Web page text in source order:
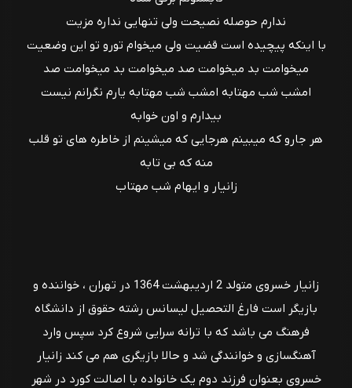
ندارم حوصله نصیحت ولی تنهایی نداره مزیت
با اینکه پیچیده است قضیت ولی میخوام تورو تو این وضعیت
میخوامت بد میخوامت صد میخوامت بد میخوامت صد
امشب شب مهتابه امشب شب مهتابه یارم نگرانم نیست
بیدارم و اون خوابه
هر جارو که میبینم هرجایی که میشینم از خاطره های تو قلب
منه که بی تابه
زانیار و ایهام شب مهتاب
زانیار خسروی متولد 2 اردیبهشت 1364 در تهران ، خواننده و
بازیگر است فارغ التحصیل لیسانس رشته حقوق از دانشگاه
فرهنگ می باشد که با ترانه سرایی شروع کرد سپس وارد
آهنگسازی و خوانندگی شد و حالا بازیگری هم می کند زانیار
خسروی بعنوان فرزند دوم یک خانواده با اصالت کورد در شهر